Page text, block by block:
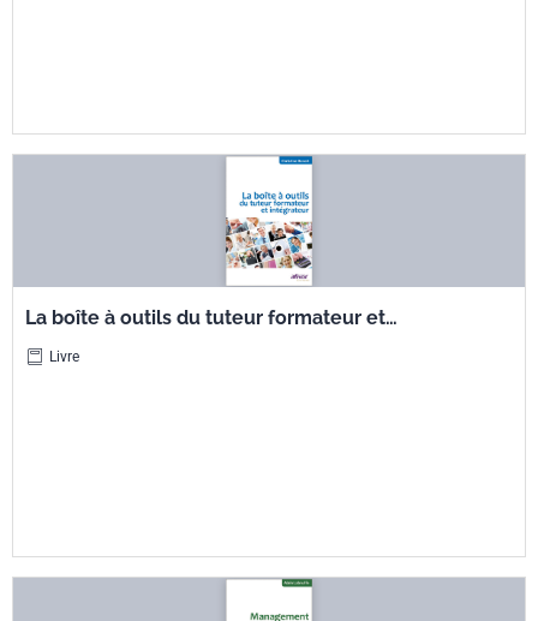
La boîte à outils du tuteur formateur et
intégrateur
Livre